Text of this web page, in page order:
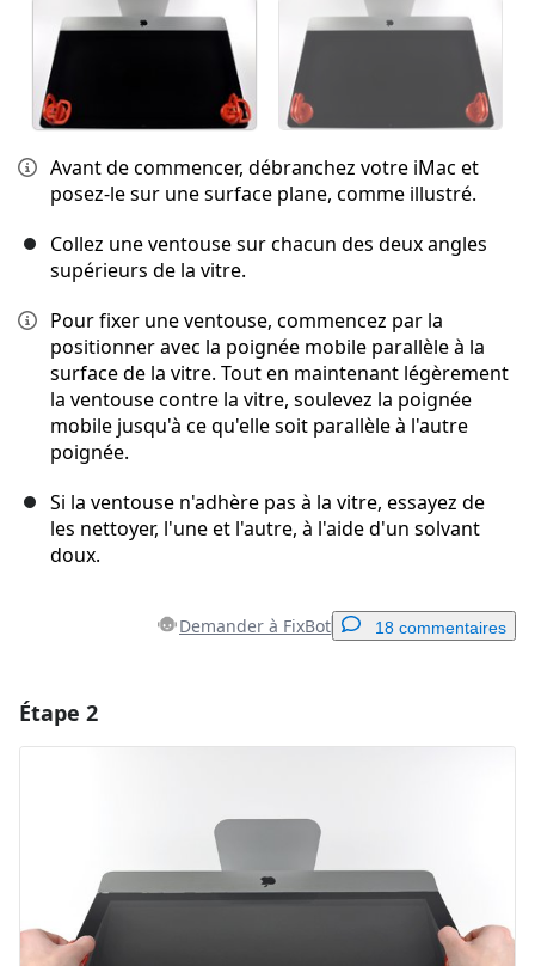
Avant de commencer, débranchez votre iMac et
posez-le sur une surface plane, comme illustré.
Collez une ventouse sur chacun des deux angles
supérieurs de la vitre.
Pour fixer une ventouse, commencez par la
positionner avec la poignée mobile parallèle à la
surface de la vitre. Tout en maintenant légèrement
la ventouse contre la vitre, soulevez la poignée
mobile jusqu'à ce qu'elle soit parallèle à l'autre
poignée.
Si la ventouse n'adhère pas à la vitre, essayez de
les nettoyer, l'une et l'autre, à l'aide d'un solvant
doux.
Demander à FixBot 18 commentaires
Annuler Publier un commentaire
Étape 2